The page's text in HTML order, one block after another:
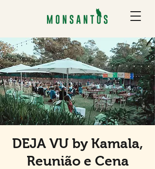
DEJA VU by Kamala,
Reunião e Cena